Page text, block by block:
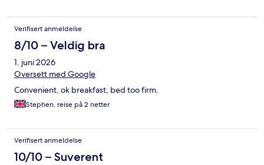
Verifisert anmeldelse
8/10 – Veldig bra
1. juni 2026
Oversett med Google
Convenient, ok breakfast, bed too firm.
Stephen, reise på 2 netter
Verifisert anmeldelse
10/10 – Suverent